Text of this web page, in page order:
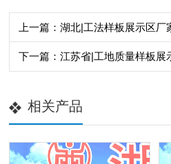
上一篇：湖北|工法样板展示区厂
下一篇：江苏省|工地质量样板展
相关产品